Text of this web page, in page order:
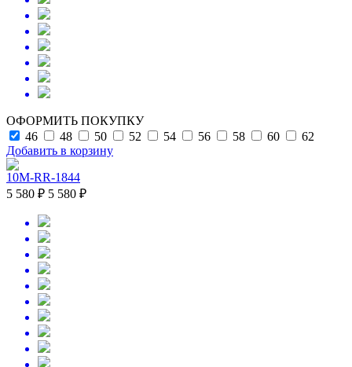
ОФОРМИТЬ ПОКУПКУ
46
48 50 52 54 56 58 60
62
Добавить в корзину
10M-RR-1844
5 580 ₽ 5 580 ₽